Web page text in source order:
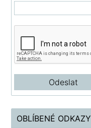
OBLÍBENÉ ODKAZY